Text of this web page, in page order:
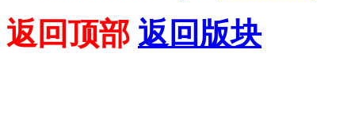
返回顶部 返回版块